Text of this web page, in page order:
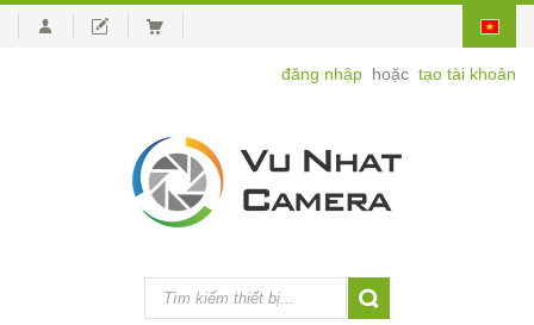
đăng nhập hoặc tạo tài khoản